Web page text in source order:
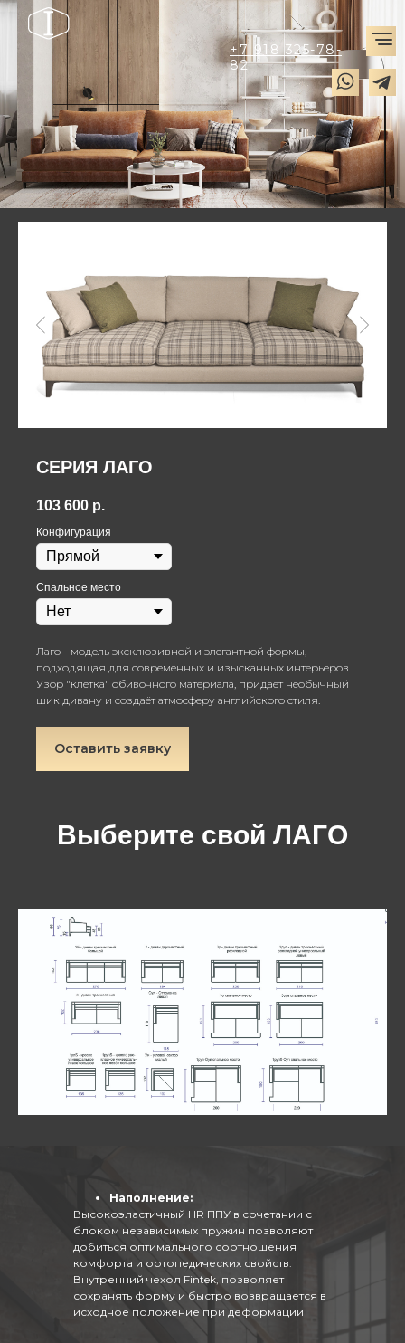
+7 918 325-78-
82
СЕРИЯ ЛАГО
103 600 р.
Конфигурация
Спальное место
Лаго - модель эксклюзивной и элегантной формы,
подходящая для современных и изысканных интерьеров.
Узор "клетка" обивочного материала, придает необычный
шик дивану и создаёт атмосферу английского стиля.
Оставить заявку
Выберите свой ЛАГО
Наполнение:
Высокоэластичный HR ППУ в сочетании с
блоком независимых пружин позволяют
добиться оптимального соотношения
комфорта и ортопедических свойств.
Внутренний чехол Fintek, позволяет
сохранять форму и быстро возвращается в
исходное положение при деформации